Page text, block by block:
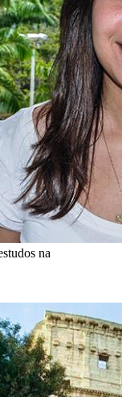
na